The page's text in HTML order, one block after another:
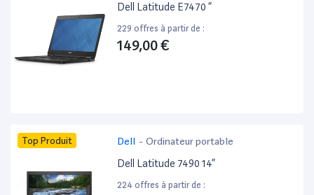
Dell Latitude E7470 ”
229 offres à partir de :
149,00 €
Top Produit Dell - Ordinateur portable
Dell Latitude 7490 14”
224 offres à partir de :